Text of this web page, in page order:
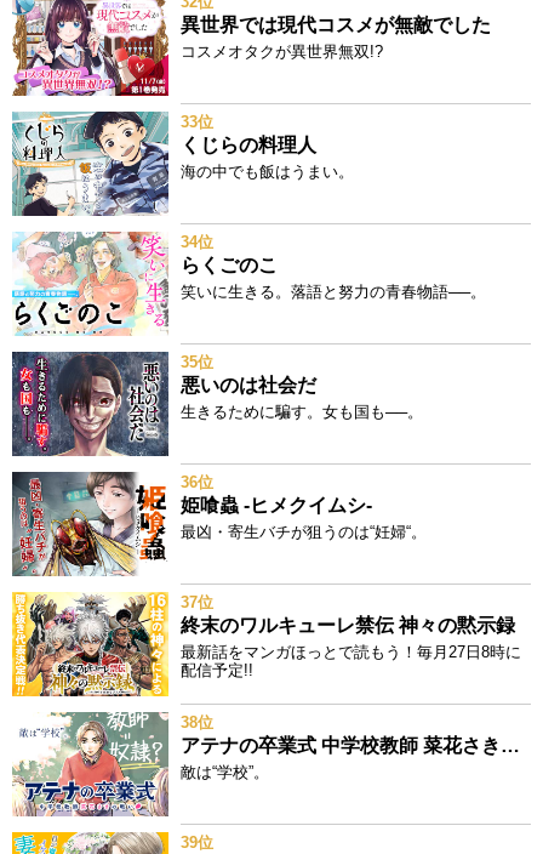
異世界では現代コスメが無敵でした
コスメオタクが異世界無双!?
33位
くじらの料理人
海の中でも飯はうまい。
34位
らくごのこ
笑いに生きる。落語と努力の青春物語──。
35位
悪いのは社会だ
生きるために騙す。女も国も──。
36位
姫喰蟲 -ヒメクイムシ-
最凶・寄生バチが狙うのは“妊婦“。
37位
終末のワルキューレ禁伝 神々の黙示録
最新話をマンガほっとで読もう！毎月27日8時に
配信予定!!
38位
アテナの卒業式 中学校教師 菜花さきの戦い
敵は“学校”。
39位